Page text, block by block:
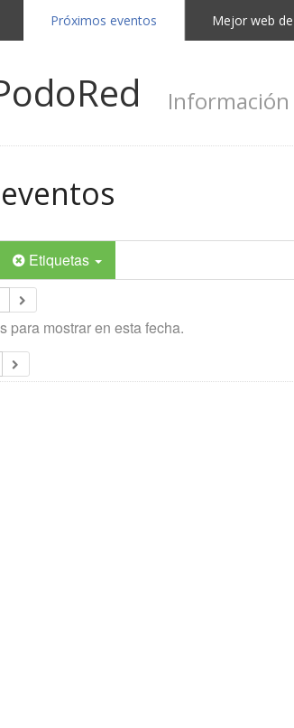
Próximos eventos Mejor web
Etiquetas
para mostrar en esta fecha.